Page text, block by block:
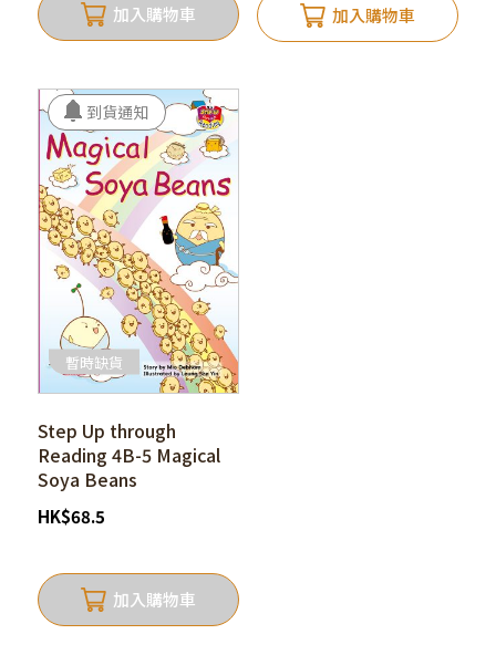
加入購物車 加入購物車
暫時缺貨
Step Up through
Reading 4B-5 Magical
Soya Beans
HK$68.5
加入購物車